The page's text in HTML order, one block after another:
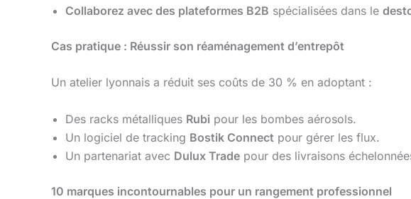
Collaborez avec des plateformes B2B spécialisées dans le
Cas pratique : Réussir son réaménagement d’entrepôt
Un atelier lyonnais a réduit ses coûts de 30 % en adoptant :
Des racks métalliques Rubi pour les bombes aérosols.
Un logiciel de tracking Bostik Connect pour gérer les flux.
Un partenariat avec Dulux Trade pour des livraisons
10 marques incontournables pour un rangement professionnel